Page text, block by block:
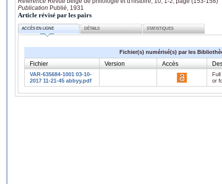
Publication Publié, 1931
Article révisé par les pairs
ACCÈS EN LIGNE DÉTAILS STATISTIQUES
Fichier(s) numérisé(s) par les
Fichier Version Accès
VAR-635684-1001 03-10-
2017 11-21-45 abbyy.pdf
or